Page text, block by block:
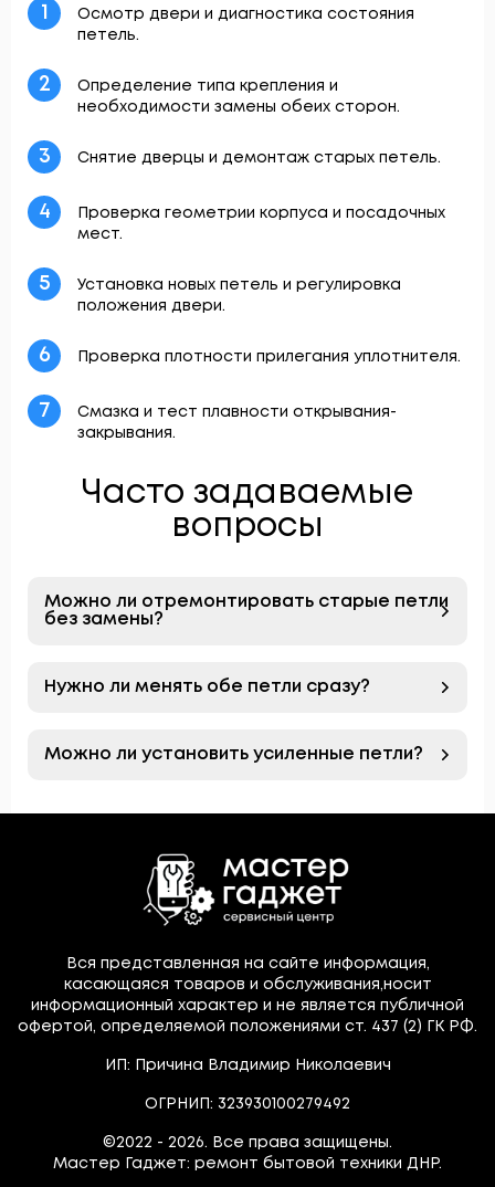
1
Осмотр двери и диагностика состояния
петель.
2
Определение типа крепления и
необходимости замены обеих сторон.
3 Снятие дверцы и демонтаж старых петель.
4
Проверка геометрии корпуса и посадочных
мест.
5
Установка новых петель и регулировка
положения двери.
6 Проверка плотности прилегания уплотнителя.
7
Смазка и тест плавности открывания-
закрывания.
Часто задаваемые
вопросы
Можно ли отремонтировать старые петли
без замены?
Нужно ли менять обе петли сразу?
Можно ли установить усиленные петли?
Вся представленная на сайте информация,
касающаяся товаров и обслуживания,носит
информационный характер и не является публичной
офертой, определяемой положениями ст. 437 (2) ГК РФ.
ИП: Причина Владимир Николаевич
ОГРНИП: 323930100279492
©2022 - 2026. Все права защищены.
Мастер Гаджет: ремонт бытовой техники ДНР.